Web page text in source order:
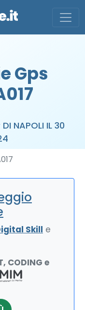
Gps
NAPOLI IL 30
Skill e
CODING e